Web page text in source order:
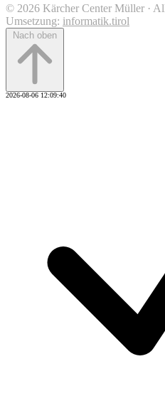
© 2026 Kärcher Center Müller ·
Umsetzung: informatik.tirol
Nach oben
2026-08-06 12:09:40